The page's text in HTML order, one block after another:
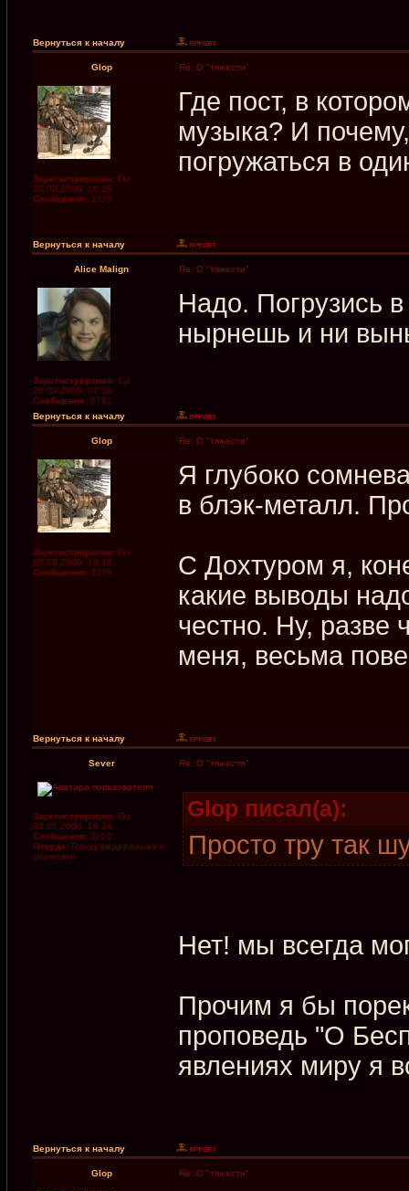
Вернуться к началу
Glop Re: О "тяжести"
Зарегистрирован: Пн
25.09.2006, 18:18
Сообщения: 3379
Где пост, в
музыка? И
погружаться в
Вернуться к началу
Alice Malign Re: О "тяжести"
Зарегистрирован: Ср
20.09.2006, 07:38
Сообщения: 6781
Надо. Погрузись
нырнешь и ни
Вернуться к началу
Glop Re: О "тяжести"
Зарегистрирован: Пн
25.09.2006, 18:18
Сообщения: 3379
Я глубоко
в блэк-металл.
С Дохтуром я,
какие выводы
честно. Ну, разве
меня, весьма
Вернуться к началу
Sever Re: О "тяжести"
Зарегистрирован: Пн
08.05.2006, 16:34
Сообщения: 2201
Откуда: Город федерального
значения
Glop писал(а):
Просто тру так
Нет! мы всегда
Прочим я бы
проповедь "О
явлениях миру я
Вернуться к началу
Glop Re: О "тяжести"